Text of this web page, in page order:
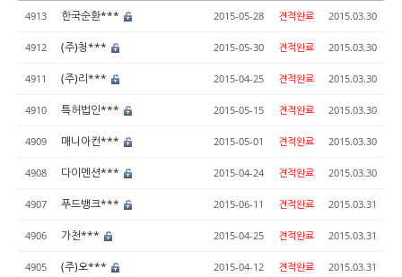
4913 한국순환*** 2015-05-28 견적완료 2015.03.30
4912 (주)청*** 2015-05-30 견적완료 2015.03.30
4911 (주)리*** 2015-04-25 견적완료 2015.03.30
4910 특허법인*** 2015-05-15 견적완료 2015.03.30
4909 매니아컨*** 2015-05-01 견적완료 2015.03.30
4908 다이멘션*** 2015-04-24 견적완료 2015.03.30
4907 푸드뱅크*** 2015-06-11 견적완료 2015.03.31
4906 가천*** 2015-04-25 견적완료 2015.03.31
4905 (주)오*** 2015-04-12 견적완료 2015.03.31